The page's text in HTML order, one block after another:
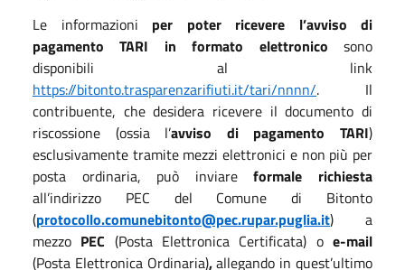
Le informazioni per poter ricevere l’avviso di
pagamento TARI in formato elettronico sono
disponibili al link
https://bitonto.trasparenzarifiuti.it/tari/nnnn/. Il
contribuente, che desidera ricevere il documento di
riscossione (ossia l’avviso di pagamento TARI)
esclusivamente tramite mezzi elettronici e non più per
posta ordinaria, può inviareformale richiesta
all’indirizzo PEC del Comune di Bitonto
(protocollo.comunebitonto@pec.rupar.puglia.it) a
mezzo PEC (Posta Elettronica Certificata) oe-mail
(Posta Elettronica Ordinaria),allegando in quest’ultimo